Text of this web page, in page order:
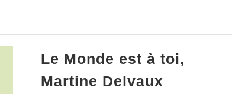
Le Monde est à toi,
Martine Delvaux